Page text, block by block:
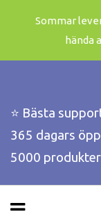
Sommar
hända
⭐️ Bästa
365 dagars
5000 produkter